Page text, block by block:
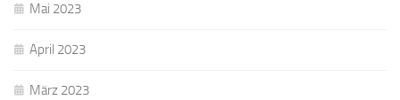
Mai 2023
April 2023
März 2023